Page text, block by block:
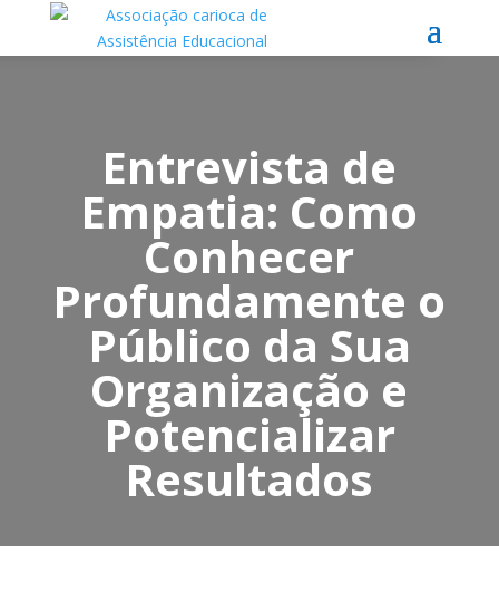
Entrevista de
Empatia: Como
Conhecer
Profundamente o
Público da Sua
Organização e
Potencializar
Resultados